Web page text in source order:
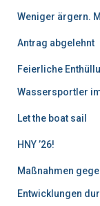
Weniger ärgern.
Antrag abgelehnt
Feierliche
Wassersportler
Let the boat sail
HNY ’26!
Maßnahmen
Entwicklungen